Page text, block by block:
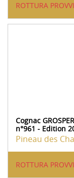
ROTTURA
Cognac
n°961 - Edition
Pineau des
ROTTURA